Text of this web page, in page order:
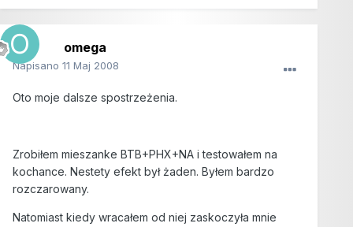
omega
Napisano 11 Maj 2008
Oto moje dalsze spostrzeżenia.
Zrobiłem mieszanke BTB+PHX+NA i testowałem na
kochance. Nestety efekt był żaden. Byłem bardzo
rozczarowany.
Natomiast kiedy wracałem od niej zaskoczyła mnie